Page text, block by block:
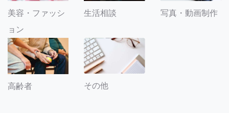
美容・ファッシ
ョン
生活相談 写真・動画制作
高齢者 その他